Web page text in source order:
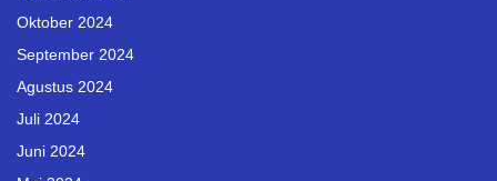
Oktober 2024
September 2024
Agustus 2024
Juli 2024
Juni 2024